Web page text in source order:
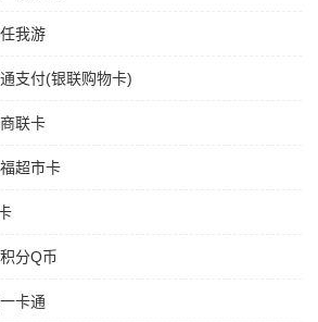
我游
支付(银联购物卡)
联卡
超市卡
分Q币
卡通